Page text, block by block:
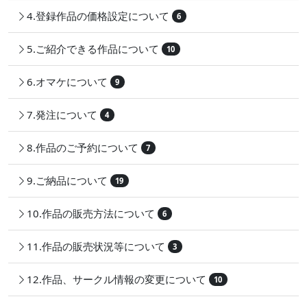
4.登録作品の価格設定について 6
5.ご紹介できる作品について 10
6.オマケについて 9
7.発注について 4
8.作品のご予約について 7
9.ご納品について 19
10.作品の販売方法について 6
11.作品の販売状況等について 3
12.作品、サークル情報の変更について 10